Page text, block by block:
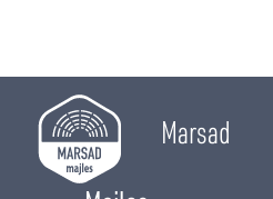
Marsad